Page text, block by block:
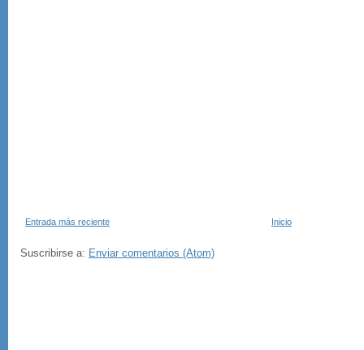
Entrada más reciente Inicio
Suscribirse a: Enviar comentarios (Atom)